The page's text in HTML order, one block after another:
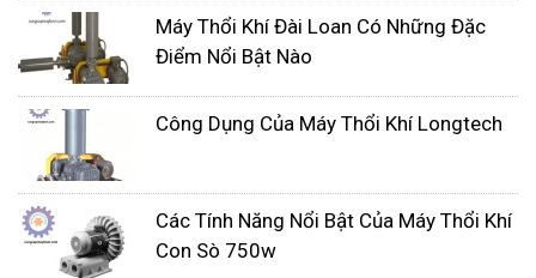
yêu cầu.
Bảo dưỡng định kỳ: Thực hiện bảo dưỡng
định kỳ theo hướng dẫn của nhà sản xuất để
đảm bảo máy hoạt động ổn định.
Bảo dưỡng máy thổi khí Anlet
Vệ sinh máy thổi khí: Dọn dẹp và vệ sinh máy
thổi khí định kỳ để đảm bảo không bị tắc
nghẽn.
Máy Thổi Khí Đài Loan Có Những Đặc
Điểm Nổi Bật Nào
Công Dụng Của Máy Thổi Khí Longtech
Các Tính Năng Nổi Bật Của Máy Thổi Khí
Con Sò 750w